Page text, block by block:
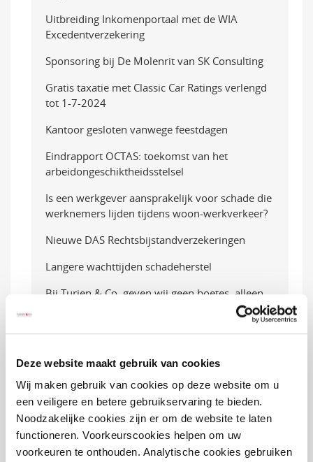
Deze website maakt gebruik van cookies
Wij maken gebruik van cookies op deze website om u
een veiligere en betere gebruikservaring te bieden.
Noodzakelijke cookies zijn er om de website te laten
functioneren. Voorkeurscookies helpen om uw
voorkeuren te onthouden. Analytische cookies gebruiken
Uitbreiding Inkomenportaal met de WIA
Excedentverzekering
Sponsoring bij De Molenrit van SK Consulting
Gratis taxatie met Classic Car Ratings verlengd
tot 1-7-2024
Kantoor gesloten vanwege feestdagen
Eindrapport OCTAS: toekomst van het
arbeidongeschiktheidsstelsel
Is een werkgever aansprakelijk voor schade die
werknemers lijden tijdens woon-werkverkeer?
Nieuwe DAS Rechtsbijstandverzekeringen
Langere wachttijden schadeherstel
Bij Turien & Co. geven wij geen boetes, alleen
1Key over NIS2-richtlijn. Wat zijn de gevolgen en
klanten
Aanzienlijke verlaging Beperkt Casco premie
Primair XL en Prima XL autoverzekeringen